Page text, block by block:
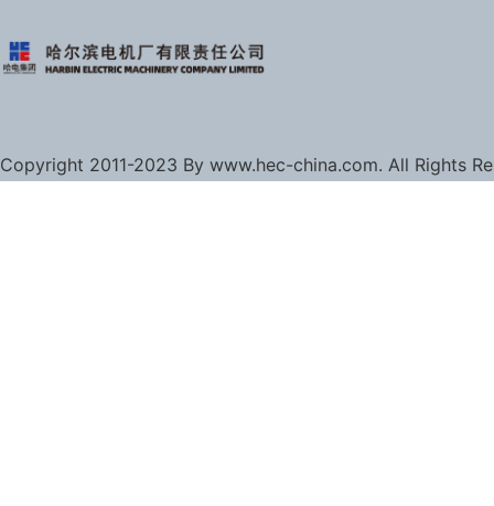
Copyright 2011-2023 By www.hec-china.com. All Rights